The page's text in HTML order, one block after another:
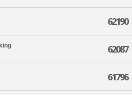
62190
62087
61796